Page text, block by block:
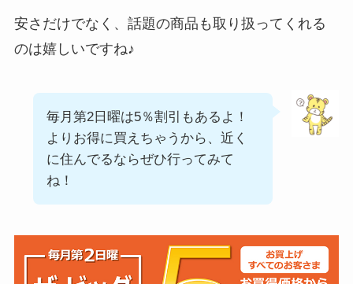
安さだけでなく、話題の商品も取り扱ってくれる
のは嬉しいですね♪
毎月第2日曜は5％割引もあるよ！
よりお得に買えちゃうから、近く
に住んでるならぜひ行ってみて
ね！